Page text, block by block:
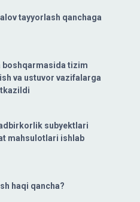
tayyorlash qanchaga
boshqarmasida tizim
va ustuvor vazifalarga
subyektlari
mahsulotlari ishlab
haqi qancha?